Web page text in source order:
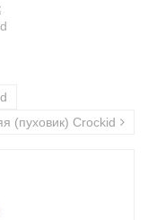
(пуховик) Crockid